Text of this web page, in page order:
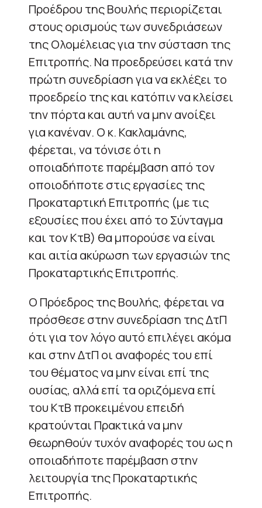
Προέδρου της Βουλής περιορίζεται
στους ορισμούς των συνεδριάσεων
της Ολομέλειας για την σύσταση της
Επιτροπής. Να προεδρεύσει κατά την
πρώτη συνεδρίαση για να εκλέξει το
προεδρείο της και κατόπιν να κλείσει
την πόρτα και αυτή να μην ανοίξει
για κανέναν. Ο κ. Κακλαμάνης,
φέρεται, να τόνισε ότι η
οποιαδήποτε παρέμβαση από τον
οποιοδήποτε στις εργασίες της
Προκαταρτική Επιτροπής (με τις
εξουσίες που έχει από το Σύνταγμα
και τον ΚτΒ) θα μπορούσε να είναι
και αιτία ακύρωση των εργασιών της
Προκαταρτικής Επιτροπής.
Ο Πρόεδρος της Βουλής, φέρεται να
πρόσθεσε στην συνεδρίαση της ΔτΠ
ότι για τον λόγο αυτό επιλέγει ακόμα
και στην ΔτΠ οι αναφορές του επί
του θέματος να μην είναι επί της
ουσίας, αλλά επί τα οριζόμενα επί
του ΚτΒ προκειμένου επειδή
κρατούνται Πρακτικά να μην
θεωρηθούν τυχόν αναφορές του ως η
οποιαδήποτε παρέμβαση στην
λειτουργία της Προκαταρτικής
Επιτροπής.